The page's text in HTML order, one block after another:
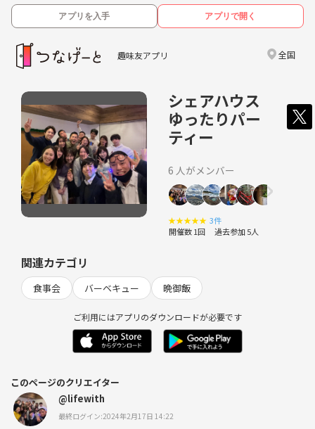
アプリを入手 アプリで開く
趣味友アプリ 全国
シェアハウス
ゆったりパー
ティー
6 人がメンバー
★★★★★ 3件
開催数 1回 過去参加 5人
関連カテゴリ
食事会 バーベキュー 晩御飯
ご利用にはアプリのダウンロードが必要です
このページのクリエイター
@lifewith
最終ログイン:2024年2月17日 14:22